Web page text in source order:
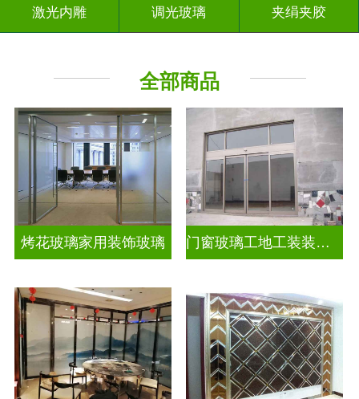
激光内雕 调光玻璃 夹绢夹胶
全部商品
烤花玻璃家用装饰玻璃 门窗玻璃工地工装装饰玻璃